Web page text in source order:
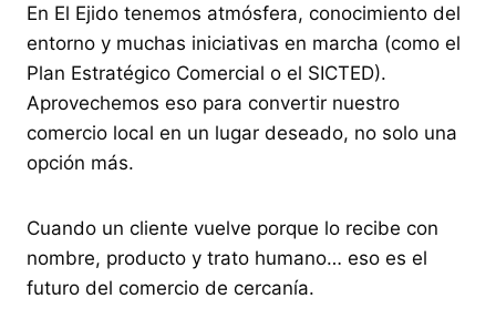
En El Ejido tenemos atmósfera, conocimiento del
entorno y muchas iniciativas en marcha (como el
Plan Estratégico Comercial o el SICTED).
Aprovechemos eso para convertir nuestro
comercio local en un lugar deseado, no solo una
opción más.
Cuando un cliente vuelve porque lo recibe con
nombre, producto y trato humano… eso es el
futuro del comercio de cercanía.